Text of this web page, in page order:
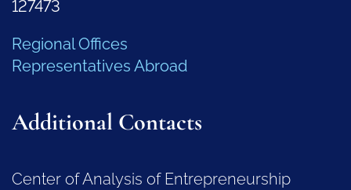
127473
Regional Offices
Representatives Abroad
Additional Contacts
Center of Analysis of Entrepreneurship